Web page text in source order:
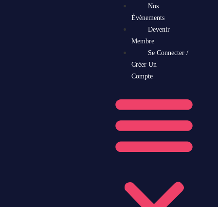
Nos
Évènements
Devenir
Membre
Se Connecter /
Créer Un
Compte